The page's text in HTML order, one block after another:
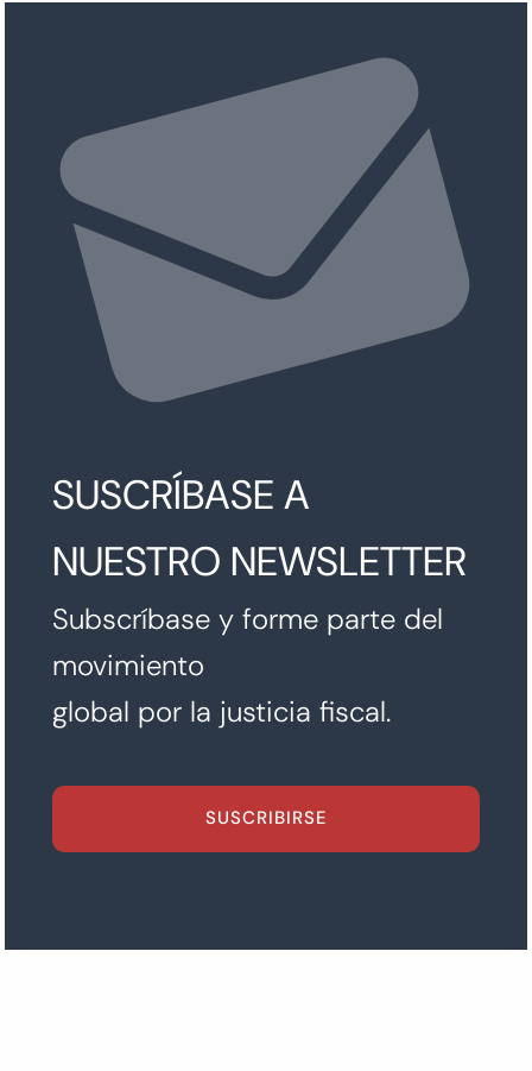
SUSCRÍBASE A
NUESTRO NEWSLETTER
Subscríbase y forme parte del
movimiento
global por la justicia fiscal.
SUSCRIBIRSE